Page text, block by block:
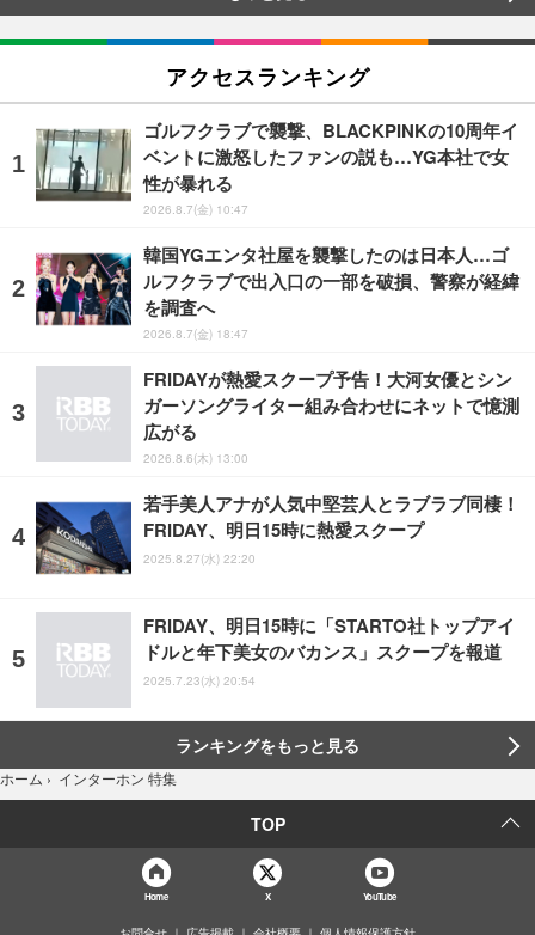
アクセスランキング
ゴルフクラブで襲撃、BLACKPINKの10周年イ
ベントに激怒したファンの説も…YG本社で女
性が暴れる
2026.8.7(金) 10:47
韓国YGエンタ社屋を襲撃したのは日本人…ゴ
ルフクラブで出入口の一部を破損、警察が経緯
を調査へ
2026.8.7(金) 18:47
FRIDAYが熱愛スクープ予告！大河女優とシン
ガーソングライター組み合わせにネットで憶測
広がる
2026.8.6(木) 13:00
若手美人アナが人気中堅芸人とラブラブ同棲！
FRIDAY、明日15時に熱愛スクープ
2025.8.27(水) 22:20
FRIDAY、明日15時に「STARTO社トップアイ
ドルと年下美女のバカンス」スクープを報道
2025.7.23(水) 20:54
ランキングをもっと見る
ホーム › インターホン 特集
TOP
Home X YouTube